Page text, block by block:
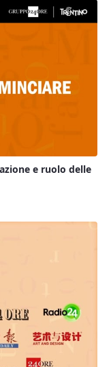
e ruolo delle